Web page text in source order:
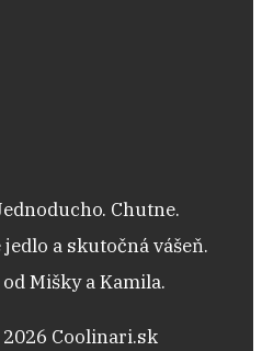
Chutne.
a skutočná vášeň.
Mišky a Kamila.
Coolinari.sk